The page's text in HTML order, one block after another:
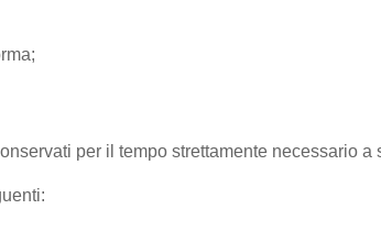
per il tempo strettamente necessario a